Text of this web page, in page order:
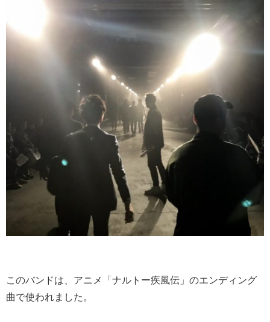
このバンドは、アニメ「ナルトー疾風伝」のエンディング
曲で使われました。